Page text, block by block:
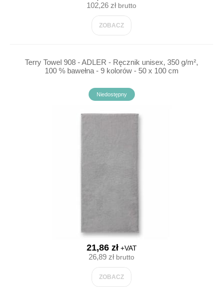
102,26 złbrutto
ZOBACZ
Terry Towel 908 - ADLER - Ręcznik unisex, 350 g/m²,
100 % bawełna - 9 kolorów - 50 x 100 cm
Niedostępny
21,86 zł+VAT
26,89 złbrutto
ZOBACZ